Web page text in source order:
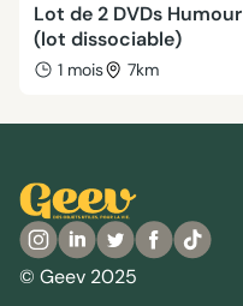
Lot de 2 DVDs Humour
(lot dissociable)
1 mois 7km
© Geev 2025